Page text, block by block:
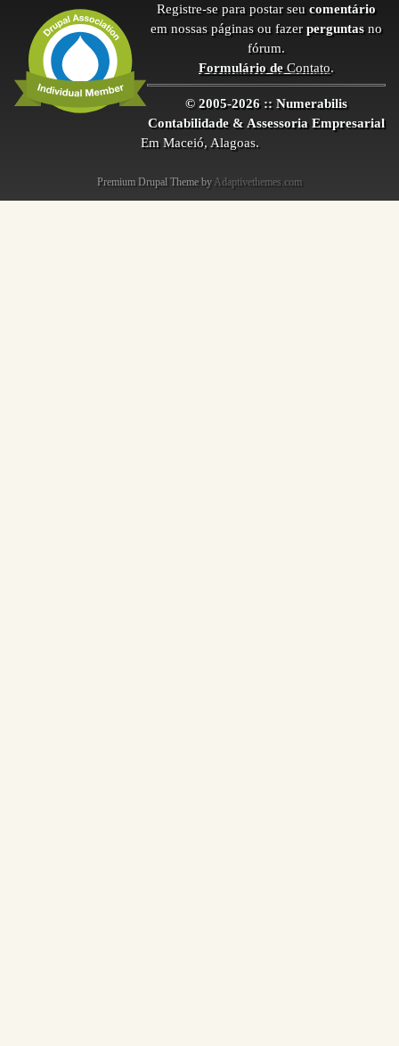
Registre-se para postar seu comentário
em nossas páginas ou fazer perguntas no
fórum.
Formulário deContato.
© 2005-2026 :: Numerabilis
Contabilidade & Assessoria Empresarial
Em Maceió, Alagoas.
Premium Drupal Theme by Adaptivethemes.com